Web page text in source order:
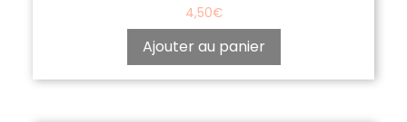
4,50€
Ajouter au panier